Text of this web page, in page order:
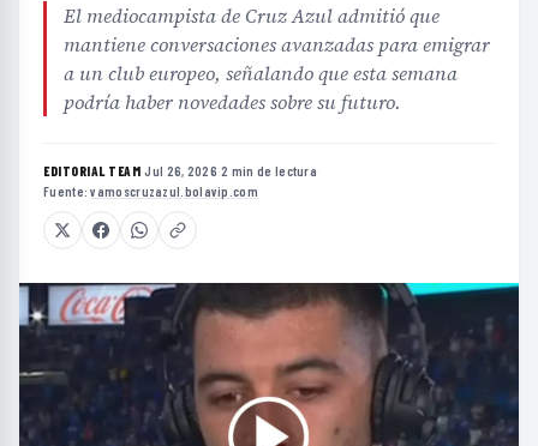
El mediocampista de Cruz Azul admitió que
mantiene conversaciones avanzadas para emigrar
a un club europeo, señalando que esta semana
podría haber novedades sobre su futuro.
EDITORIAL TEAM·Jul 26, 2026·2 min de lectura·
Fuente:vamoscruzazul.bolavip.com